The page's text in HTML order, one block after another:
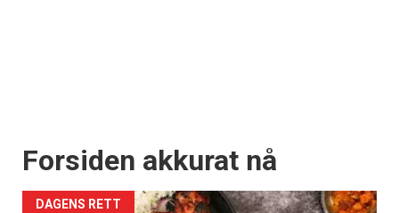
Forsiden akkurat nå
DAGENS RETT